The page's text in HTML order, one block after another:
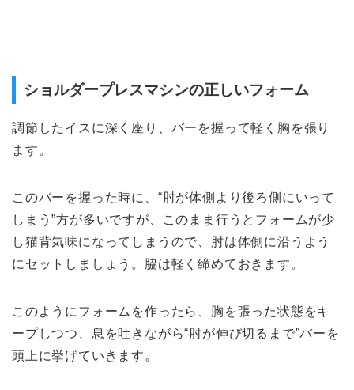
ショルダープレスマシンの正しいフォーム
調節したイスに深く座り、バーを握って軽く胸を張り
ます。
このバーを握った時に、“肘が体側より後ろ側にいって
しまう”方が多いですが、このまま行うとフォームが少
し猫背気味になってしまうので、肘は体側に沿うよう
にセットしましょう。
脇は軽く締めておきます。
このようにフォームを作ったら、胸を張った状態をキ
ープしつつ、 息を吐きながら“肘が伸び切るまで”バーを
頭上に挙げていきます。